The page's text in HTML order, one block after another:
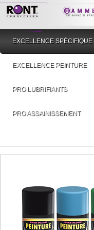
EXCELLENCE SPÉCIFIQUE
EXCELLENCE PEINTURE
PRO LUBRIFIANTS
PRO ASSAINISSEMENT